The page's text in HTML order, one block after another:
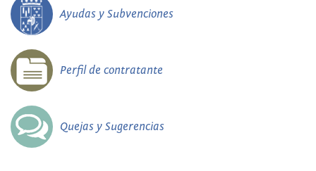
Ayudas y Subvenciones
Perfil de contratante
Quejas y Sugerencias